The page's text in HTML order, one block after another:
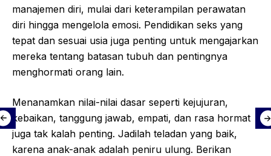
manajemen diri, mulai dari keterampilan perawatan
diri hingga mengelola emosi. Pendidikan seks yang
tepat dan sesuai usia juga penting untuk mengajarkan
mereka tentang batasan tubuh dan pentingnya
menghormati orang lain.
Menanamkan nilai-nilai dasar seperti kejujuran,
kebaikan, tanggung jawab, empati, dan rasa hormat
juga tak kalah penting. Jadilah teladan yang baik,
karena anak-anak adalah peniru ulung. Berikan